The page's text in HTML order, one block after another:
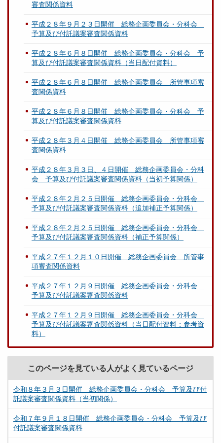
審査関係資料
平成２８年９月２３日開催 総務企画委員会・分科会
予算及び付託議案審査関係資料
平成２８年６月８日開催 総務企画委員会・分科会 予
算及び付託議案審査関係資料（当日配付資料）
平成２８年６月８日開催 総務企画委員会 所管事項審
査関係資料
平成２８年６月８日開催 総務企画委員会・分科会 予
算及び付託議案審査関係資料
平成２８年３月４日開催 総務企画委員会 所管事項審
査関係資料
平成２８年３月３日、４日開催 総務企画委員会・分科
会 予算及び付託議案審査関係資料（当初予算関係）
平成２８年２月２５日開催 総務企画委員会・分科会
予算及び付託議案審査関係資料（追加補正予算関係）
平成２８年２月２５日開催 総務企画委員会・分科会
予算及び付託議案審査関係資料（補正予算関係）
平成２７年１２月１０日開催 総務企画委員会 所管事
項審査関係資料
平成２７年１２月９日開催 総務企画委員会・分科会
予算及び付託議案審査関係資料
平成２７年１２月９日開催 総務企画委員会・分科会
予算及び付託議案審査関係資料（当日配付資料：参考資
料）
このページを見ている人がよく見ているページ
令和８年３月３日開催 総務企画委員会・分科会 予算及び付
託議案審査関係資料（当初関係）
令和７年９月１８日開催 総務企画委員会・分科会 予算及び
付託議案審査関係資料